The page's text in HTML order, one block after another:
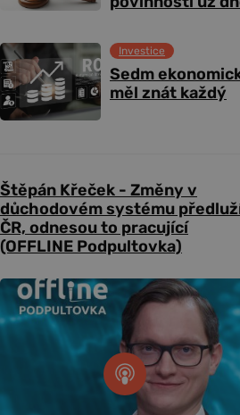
Sedm
měl znát každý
Investice
Štěpán Křeček - Změny v
důchodovém systému
ČR, odnesou to pracující
(OFFLINE Podpultovka)